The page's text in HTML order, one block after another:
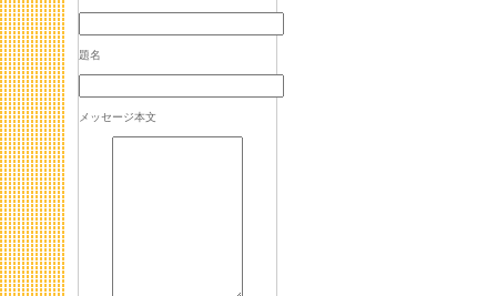
題名
メッセージ本文